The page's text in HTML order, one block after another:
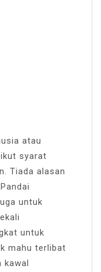
atau
syarat
Tiada alasan
untuk
untuk
mahu terlibat
kawal